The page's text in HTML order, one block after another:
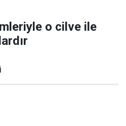
o cilve ile